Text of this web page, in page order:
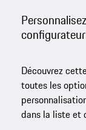
Découvrez
toutes les
dans la liste et